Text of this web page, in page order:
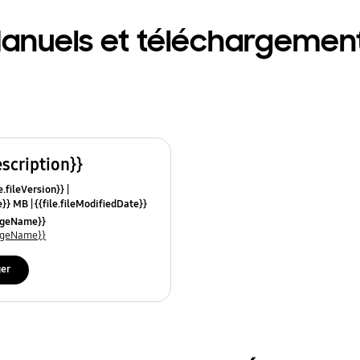
et
MB {{file.fileModifiedDate}}